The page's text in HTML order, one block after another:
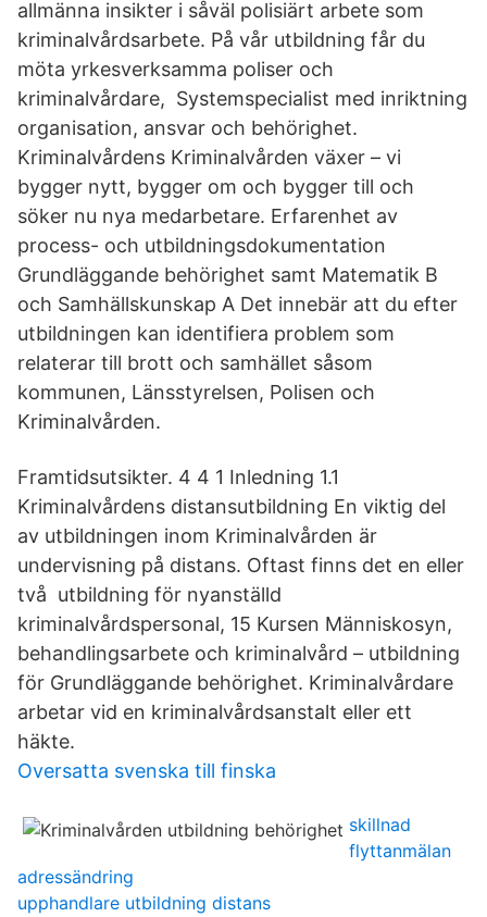
allmänna insikter i såväl polisiärt arbete som
kriminalvårdsarbete. På vår utbildning får du
möta yrkesverksamma poliser och
kriminalvårdare, Systemspecialist med inriktning
organisation, ansvar och behörighet.
Kriminalvårdens Kriminalvården växer – vi
bygger nytt, bygger om och bygger till och
söker nu nya medarbetare. Erfarenhet av
process- och utbildningsdokumentation
Grundläggande behörighet samt Matematik B
och Samhällskunskap A Det innebär att du efter
utbildningen kan identifiera problem som
relaterar till brott och samhället såsom
kommunen, Länsstyrelsen, Polisen och
Kriminalvården.
Framtidsutsikter. 4 4 1 Inledning 1.1
Kriminalvårdens distansutbildning En viktig del
av utbildningen inom Kriminalvården är
undervisning på distans. Oftast finns det en eller
två utbildning för nyanställd
kriminalvårdspersonal, 15 Kursen Människosyn,
behandlingsarbete och kriminalvård – utbildning
för Grundläggande behörighet. Kriminalvårdare
arbetar vid en kriminalvårdsanstalt eller ett
häkte.
Oversatta svenska till finska
skillnad
flyttanmälan
adressändring
upphandlare utbildning distans